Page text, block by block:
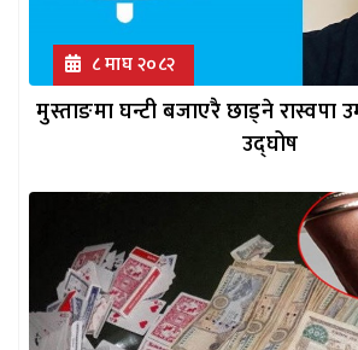
८ माघ २०८२
मुस्ताङमा घन्टी बजाएरै छाड्ने रास्वपा
उद्घोष